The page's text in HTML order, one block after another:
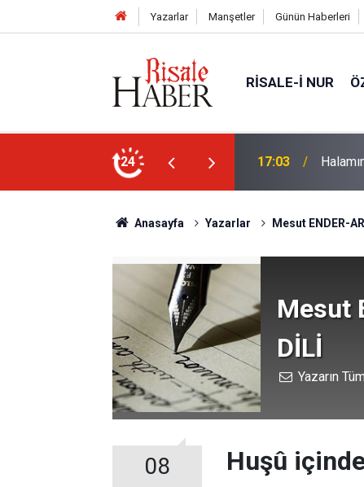
Yazarlar Manşetler Günün Haberleri
RISALE-I NUR
24
geçirdiğini söyleyebilir miydik? 16:05 Güneş
Anasayfa Yazarlar Mesut ENDER-
Mesut
DİLİ
Yazarın
08 Huşû